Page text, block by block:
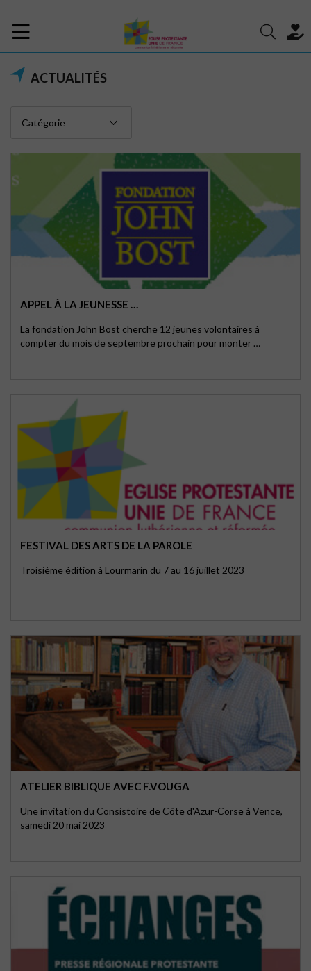
ACTUALITÉS
APPEL À LA JEUNESSE …
La fondation John Bost cherche 12 jeunes volontaires à
compter du mois de septembre prochain pour monter …
FESTIVAL DES ARTS DE LA PAROLE
Troisième édition à Lourmarin du 7 au 16 juillet 2023
ATELIER BIBLIQUE AVEC F.VOUGA
Une invitation du Consistoire de Côte d'Azur-Corse à Vence,
samedi 20 mai 2023